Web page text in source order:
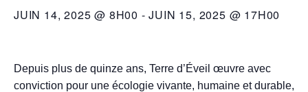
JUIN 14, 2025 @ 8H00 -JUIN 15, 2025 @ 17H00
Depuis plus de quinze ans, Terre d’Éveil œuvre avec
conviction pour une écologie vivante, humaine et durable,